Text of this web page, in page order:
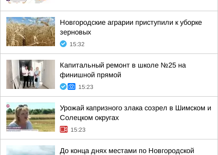
Новгородские аграрии приступили к уборке
зерновых
15:32
Капитальный ремонт в школе №25 на
финишной прямой
15:23
Урожай капризного злака созрел в Шимском и
Солецком округах
15:23
До конца днях местами по Новгородской